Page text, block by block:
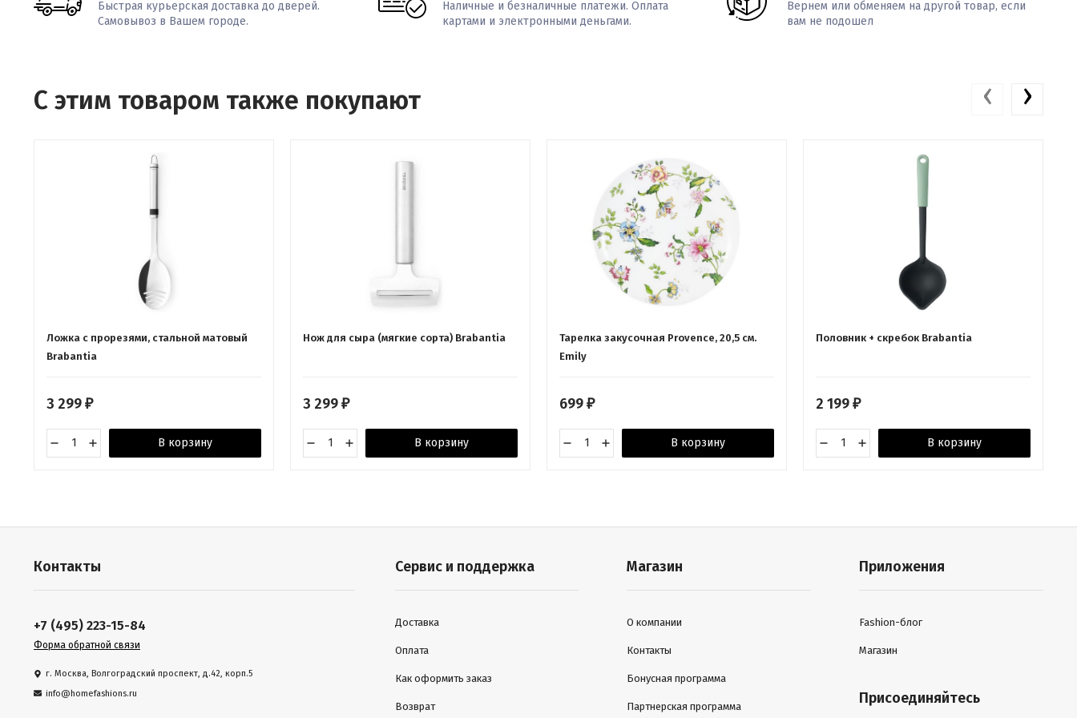
Быстрая курьерская доставка до дверей.
Самовывоз в Вашем городе.
Наличные и безналичные платежи. Оплата
картами и электронными деньгами.
Вернем или обменяем на другой товар, если
вам не подошел
С этим товаром также покупают
Ложка с прорезями, стальной матовый
Brabantia
3 299 ₽
В корзину
Нож для сыра (мягкие сорта) Brabantia
3 299 ₽
В корзину
Тарелка закусочная Provence, 20,5 см.
Emily
699 ₽
В корзину
Половник + скребок Brabantia
2 199 ₽
В корзину
‹ ›
Контакты
+7 (495) 223-15-84
Форма обратной связи
г. Москва, Волгоградский проспект, д.42, корп.5
info@homefashions.ru
Сервис и поддержка
Доставка
Оплата
Как оформить заказ
Возврат
Магазин
О компании
Контакты
Бонусная программа
Партнерская программа
Приложения
Fashion-блог
Магазин
Присоединяйтесь